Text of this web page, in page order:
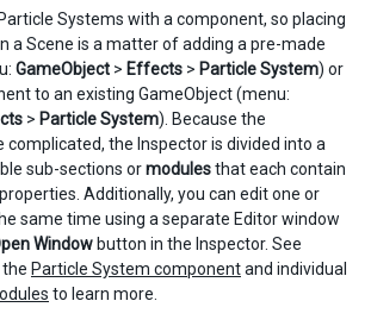
Systems with a component, so placing
a Scene is a matter of adding a pre-made
GameObject > Effects > Particle System) or
to an existing GameObject (menu:
> Particle System). Because the
complicated, the Inspector is divided into a
sub-sections ormodulesthat each contain
Additionally, you can edit one or
same time using a separate Editor window
Window button in the Inspector. See
Particle System componentand individual
to learn more.